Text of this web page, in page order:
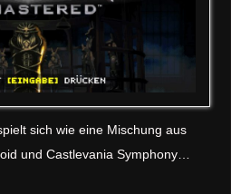
sich wie eine Mischung aus
und Castlevania Symphony…